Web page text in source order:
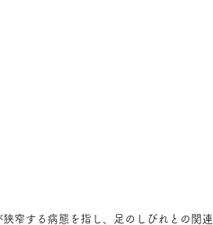
窄する病態を指し、足のしびれとの関連